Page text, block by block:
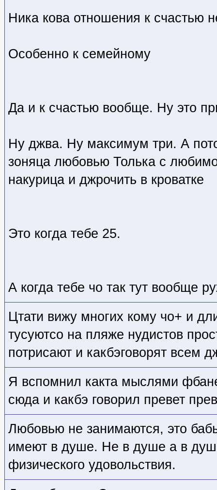
Ника кова отношения к счастью
Особенно к семейному
Да и к счастью вообще. Ну это
Ну джва. Ну максимум три. А
зоняца любовью Толька с
накурица и джрочить в кроватке
Это когда тебе 25.
А когда тебе чо так тут вообще
Цтати вижу многих кому чо+ и
тусуютсо на пляже нудистов
потрисают и какбэговорят всем
Я вспомнил какта мыслями
сюда и какбэ говорил превет
Любовью не занимаются, это
имеют в душе. Не в душе а в
физического удовольствия.